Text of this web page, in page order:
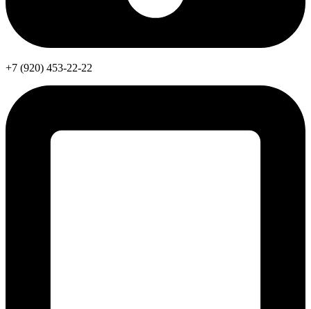
+7 (920) 453-22-22